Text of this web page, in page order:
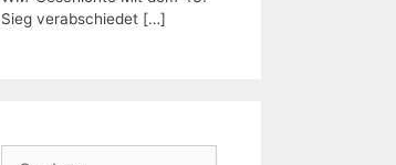
Sieg verabschiedet […]